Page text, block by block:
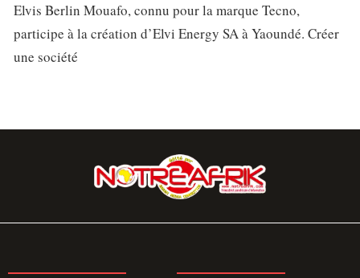
Elvis Berlin Mouafo, connu pour la marque Tecno,
participe à la création d’Elvi Energy SA à Yaoundé. Créer
une société